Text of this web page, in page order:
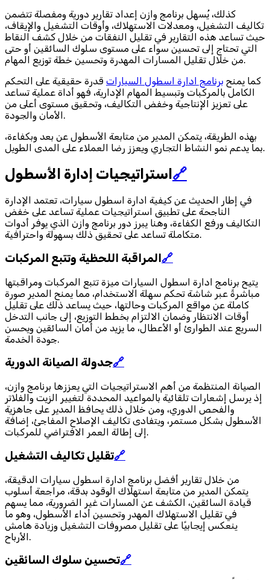
كذلك، يُسهل برنامج وازن إعداد تقارير دورية ومفصلة تتضمن
تكاليف التشغيل، ومعدلات الاستهلاك، وأوقات التشغيل والإيقاف،
حيث تساعد هذه التقارير في تقليل النفقات من خلال كشف النقاط
التي تحتاج إلى تحسين سواء على مستوى سلوك السائقين أو حتى
من خلال تقليل المسارات المهدرة وتحسين خطة توزيع المهام.
كما يمنح برنامج ادارة اسطول السيارات قدرة حقيقية على التحكم
الكامل بالمركبات وتبسيط المهام الإدارية، فهو أداة عملية تساعد
على تعزيز الإنتاجية وخفض التكاليف، وتحقيق مستوى أعلى من
الأمان والجودة.
بهذه الطريقة، يتمكن المدير من متابعة الأسطول عن بعد وبكفاءة،
بما يدعم نمو النشاط التجاري ويعزز رضا العملاء على المدى الطويل.
استراتيجيات إدارة الأسطول 🔗
في إطار الحديث عن كيفية ادارة اسطول سيارات، تعتمد الإدارة
الناجحة على تطبيق استراتيجيات عملية تساعد على خفض
التكاليف ورفع الكفاءة، وهنا يبرز دور برنامج وازن الذي يوفر أدوات
متكاملة تساعد على تحقيق ذلك بسهولة واحترافية.
المراقبة اللحظية وتتبع المركبات 🔗
يتيح برنامج ادارة اسطول السيارات ميزة تتبع المركبات ومراقبتها
مباشرةً عبر شاشة تحكم سهلة الاستخدام، مما يمنح المدير صورة
كاملة عن مواقع المركبات وحالتها، حيث يساعد ذلك على تقليل
أوقات الانتظار وضمان الالتزام بخطط التوزيع، إلى جانب التدخل
السريع عند الطوارئ أو الأعطال، ما يزيد من أمان السائقين ويحسن
جودة الخدمة.
جدولة الصيانة الدورية🔗
الصيانة المنتظمة من أهم الاستراتيجيات التي يعززها برنامج وازن،
إذ يرسل إشعارات تلقائية بالمواعيد المحددة لتغيير الزيت والفلاتر
والفحص الدوري، ومن خلال ذلك يحافظ المدير على جاهزية
الأسطول بشكل مستمر، ويتفادى تكاليف الإصلاح المفاجئ، إضافة
إلى إطالة العمر الافتراضي للمركبات.
تقليل تكاليف التشغيل🔗
من خلال تقارير أفضل برنامج ادارة اسطول سيارات الدقيقة،
يتمكن المدير من متابعة استهلاك الوقود بدقة، مراجعة أسلوب
قيادة السائقين، الكشف عن المسارات غير الضرورية، مما يسهم
في تقليل الاستهلاك المهدر وتحسين أداء الأسطول، وهو ما
ينعكس إيجابيًا على تقليل مصروفات التشغيل وزيادة هامش
الأرباح.
تحسين سلوك السائقين🔗